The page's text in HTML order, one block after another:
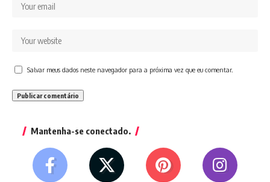
Salvar meus dados neste navegador para a próxima vez que eu comentar.
Mantenha-se conectado.